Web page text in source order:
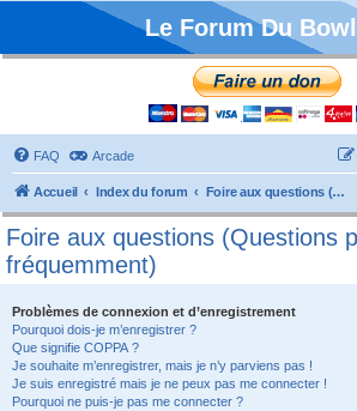
Le Forum Du
FAQ Arcade
Accueil Index du forum Foire aux questions (Questions posées fréquemment)
Foire aux questions (Questions
fréquemment)
Problèmes de connexion et d’enregistrement
Pourquoi dois-je m’enregistrer ?
Que signifie COPPA ?
Je souhaite m’enregistrer, mais je n’y parviens pas !
Je suis enregistré mais je ne peux pas me connecter !
Pourquoi ne puis-je pas me connecter ?